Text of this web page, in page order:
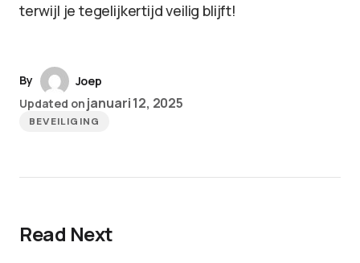
terwijl je tegelijkertijd veilig blijft!
By
Joep
Updated on januari 12, 2025
BEVEILIGING
Read Next